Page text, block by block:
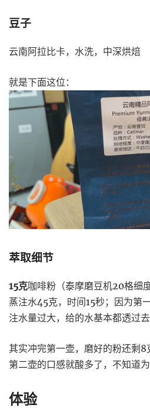
豆子
云南阿拉比卡，水洗，中深烘焙
就是下面这位：
萃取细节
15克咖啡粉（泰摩磨豆机20格细度
蒸注水45克，时间15秒；因为第
注水量过大，给的水基本都透过去
其实冲完第一壶，磨好的粉还剩8
第二壶的口感就酸多了，不知道
体验